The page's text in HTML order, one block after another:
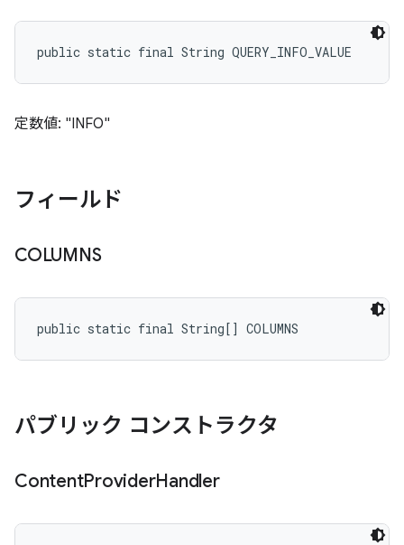
public static final String QUERY_INFO_VALUE
定数値: "INFO"
フィールド
COLUMNS
public static final String[] COLUMNS
パブリック コンストラクタ
ContentProviderHandler